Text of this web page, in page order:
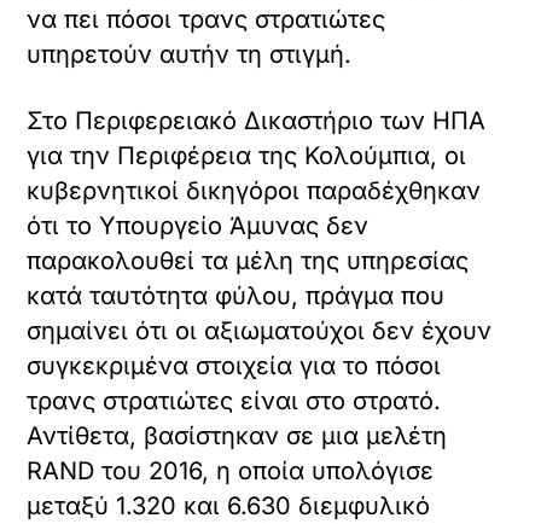
να πει πόσοι τρανς στρατιώτες
υπηρετούν αυτήν τη στιγμή.
Στο Περιφερειακό Δικαστήριο των ΗΠΑ
για την Περιφέρεια της Κολούμπια, οι
κυβερνητικοί δικηγόροι παραδέχθηκαν
ότι το Υπουργείο Άμυνας δεν
παρακολουθεί τα μέλη της υπηρεσίας
κατά ταυτότητα φύλου, πράγμα που
σημαίνει ότι οι αξιωματούχοι δεν έχουν
συγκεκριμένα στοιχεία για το πόσοι
τρανς στρατιώτες είναι στο στρατό.
Αντίθετα, βασίστηκαν σε μια μελέτη
RAND του 2016, η οποία υπολόγισε
μεταξύ 1.320 και 6.630 διεμφυλικό